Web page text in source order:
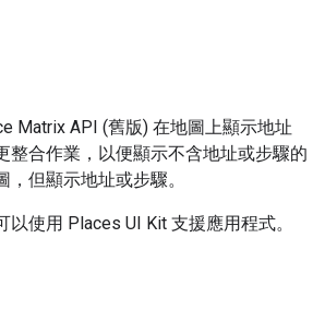
Matrix API (舊版) 在地圖上顯示地址
整合作業，以便顯示不含地址或步驟的
，但顯示地址或步驟。
使用 Places UI Kit 支援應用程式。